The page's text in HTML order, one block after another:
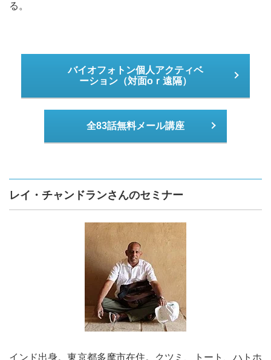
る。
バイオフォトン個人アクティベ
ーション（対面oｒ遠隔）
全83話無料メール講座
レイ・チャンドランさんのセミナー
インド出身。東京都多摩市在住。クツミ、トート、ハトホ